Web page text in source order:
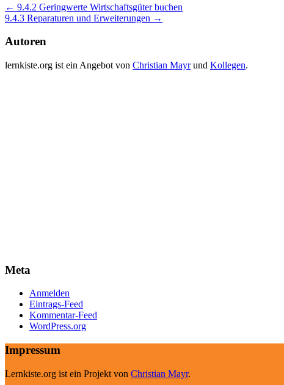
Post
navigation
← 9.4.2 Geringwerte Wirtschaftsgüter buchen
9.4.3 Reparaturen und Erweiterungen →
Autoren
lernkiste.org ist ein Angebot von Christian Mayrund Kollegen.
Meta
Anmelden
Eintrags-Feed
Kommentar-Feed
WordPress.org
Impressum
Lernkiste.org ist ein Projekt von Christian Mayr.